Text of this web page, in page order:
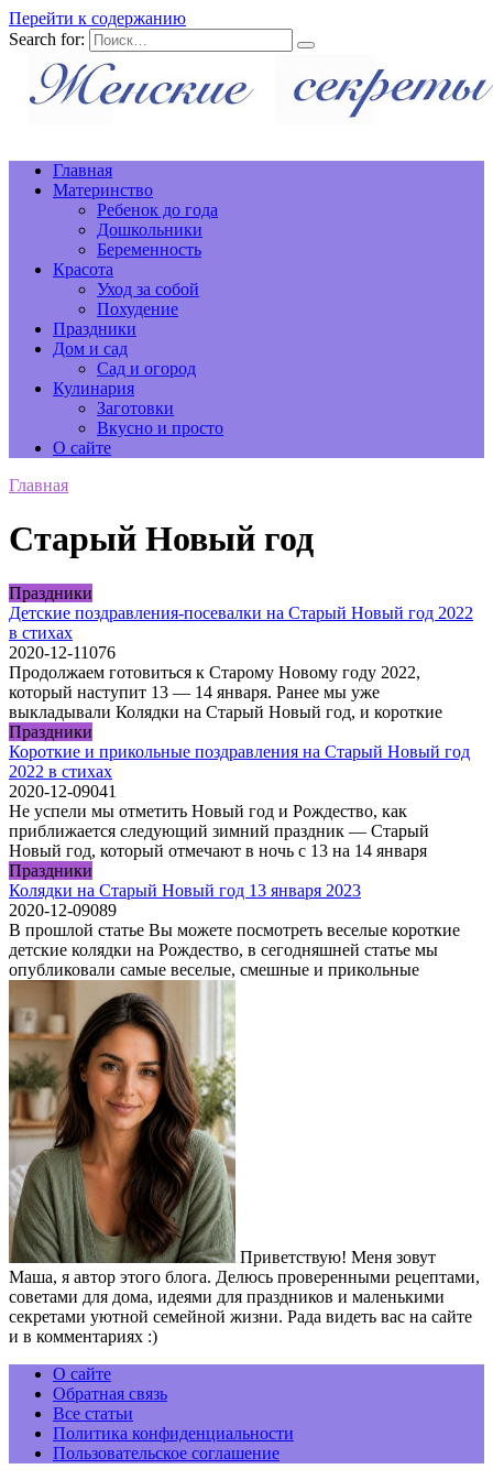
Перейти к содержанию
Search for:
Главная
Материнство
Ребенок до года
Дошкольники
Беременность
Красота
Уход за собой
Похудение
Праздники
Дом и сад
Сад и огород
Кулинария
Заготовки
Вкусно и просто
О сайте
Главная
Старый Новый год
Праздники
Детские поздравления-посевалки на Старый Новый год 2022
в стихах
2020-12-11076
Продолжаем готовиться к Старому Новому году 2022,
который наступит 13 — 14 января. Ранее мы уже
выкладывали Колядки на Старый Новый год, и короткие
Праздники
Короткие и прикольные поздравления на Старый Новый год
2022 в стихах
2020-12-09041
Не успели мы отметить Новый год и Рождество, как
приближается следующий зимний праздник — Старый
Новый год, который отмечают в ночь с 13 на 14 января
Праздники
Колядки на Старый Новый год 13 января 2023
2020-12-09089
В прошлой статье Вы можете посмотреть веселые короткие
детские колядки на Рождество, в сегодняшней статье мы
опубликовали самые веселые, смешные и прикольные
Приветствую! Меня зовут
Маша, я автор этого блога. Делюсь проверенными рецептами,
советами для дома, идеями для праздников и маленькими
секретами уютной семейной жизни. Рада видеть вас на сайте
и в комментариях :)
О сайте
Обратная связь
Все статьи
Политика конфиденциальности
Пользовательское соглашение